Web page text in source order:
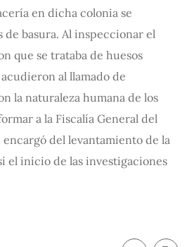
en dicha colonia se
de basura. Al inspeccionar el
que se trataba de huesos
al llamado de
la naturaleza humana de los
a la Fiscalía General del
encargó del levantamiento de la
el inicio de las investigaciones